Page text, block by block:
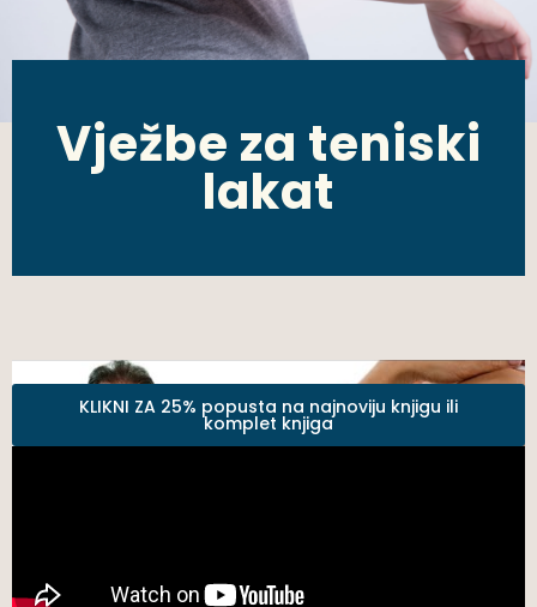
Vježbe za teniski
lakat
KLIKNI ZA 25% popusta na najnoviju knjigu ili
komplet knjiga